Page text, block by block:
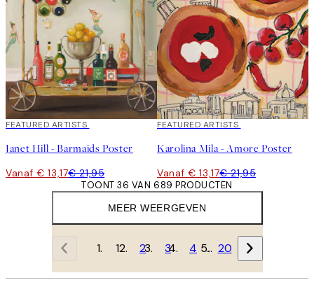
40%*
FEATURED ARTISTS
Janet Hill - Barmaids Poster
Vanaf € 13,17€ 21,95
40%*
FEATURED ARTISTS
Karolina Mila - Amore Poster
Vanaf € 13,17€ 21,95
MEER WEERGEVEN
TOONT 36 VAN 689 PRODUCTEN
1 2 3 4 … 20